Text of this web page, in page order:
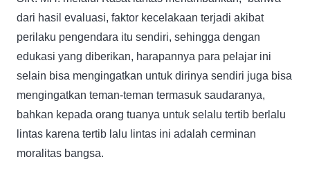
dari hasil evaluasi, faktor kecelakaan terjadi akibat
perilaku pengendara itu sendiri, sehingga dengan
edukasi yang diberikan, harapannya para pelajar ini
selain bisa mengingatkan untuk dirinya sendiri juga bisa
mengingatkan teman-teman termasuk saudaranya,
bahkan kepada orang tuanya untuk selalu tertib berlalu
lintas karena tertib lalu lintas ini adalah cerminan
moralitas bangsa.